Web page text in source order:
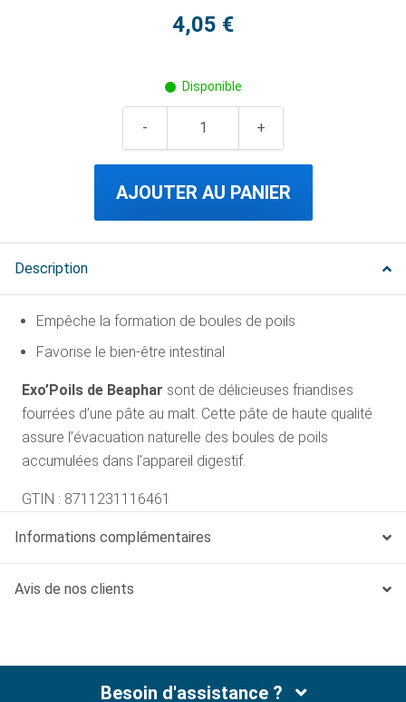
4,05 €
Disponible
AJOUTER AU PANIER
Description
Empêche la formation de boules de poils
Favorise le bien-être intestinal
Exo’Poils de Beaphar sont de délicieuses friandises
fourrées d’une pâte au malt. Cette pâte de haute qualité
assure l’évacuation naturelle des boules de poils
accumulées dans l’appareil digestif.
GTIN : 8711231116461
Informations complémentaires
Avis de nos clients
Besoin d'assistance ?